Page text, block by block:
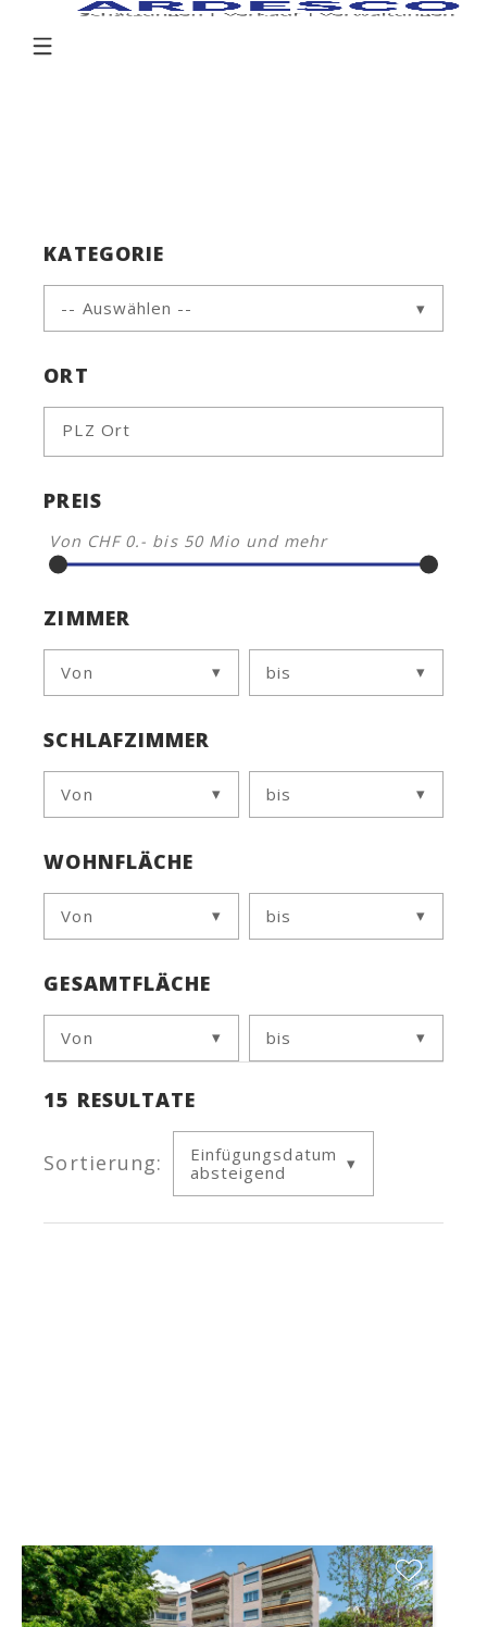
KATEGORIE
-- Auswählen --
ORT
PLZ Ort
PREIS
Von CHF 0.- bis 50 Mio und mehr
ZIMMER
Von bis
SCHLAFZIMMER
Von bis
WOHNFLÄCHE
Von bis
GESAMTFLÄCHE
Von bis
15 RESULTATE
Sortierung:
Einfügungsdatum
absteigend